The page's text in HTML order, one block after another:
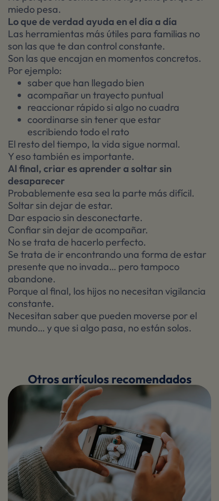
miedo pesa.
Lo que de verdad ayuda en el día a día
Las herramientas más útiles para familias no
son las que te dan control constante.
Son las que encajan en momentos concretos.
Por ejemplo:
saber que han llegado bien
acompañar un trayecto puntual
reaccionar rápido si algo no cuadra
coordinarse sin tener que estar
escribiendo todo el rato
El resto del tiempo, la vida sigue normal.
Y eso también es importante.
Al final, criar es aprender a soltar sin
desaparecer
Probablemente esa sea la parte más difícil.
Soltar sin dejar de estar.
Dar espacio sin desconectarte.
Confiar sin dejar de acompañar.
No se trata de hacerlo perfecto.
Se trata de ir encontrando una forma de estar
presente que no invada… pero tampoco
abandone.
Porque al final, los hijos no necesitan vigilancia
constante.
Necesitan saber que pueden moverse por el
mundo… y que si algo pasa, no están solos.
Otros artículos recomendados